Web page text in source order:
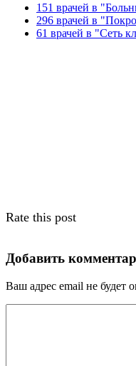
151 врачей в
296 врачей в
61 врачей в "Сеть
Rate this post
Добавить
Ваш адрес email не будет